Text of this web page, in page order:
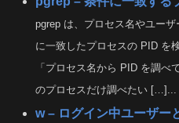
pgrep は、プロセス名やユー
に一致したプロセスの PID を
「プロセス名から PID を調べ
のプロセスだけ調べたい […]...
w – ログイン中ユーザー